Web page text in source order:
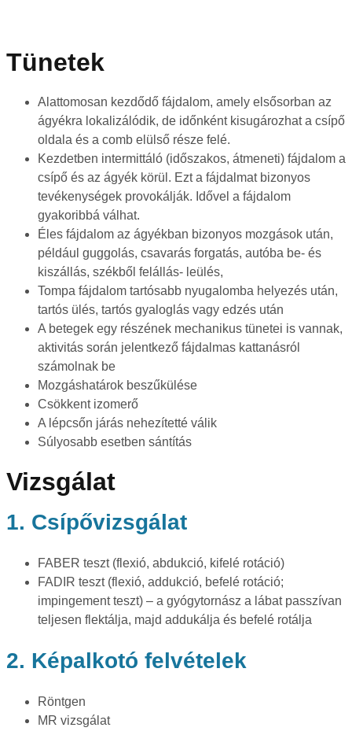
Tünetek
Alattomosan kezdődő fájdalom, amely elsősorban az
ágyékra lokalizálódik, de időnként kisugározhat a csípő
oldala és a comb elülső része felé.
Kezdetben intermittáló (időszakos, átmeneti) fájdalom a
csípő és az ágyék körül. Ezt a fájdalmat bizonyos
tevékenységek provokálják. Idővel a fájdalom
gyakoribbá válhat.
Éles fájdalom az ágyékban bizonyos mozgások után,
például guggolás, csavarás forgatás, autóba be- és
kiszállás, székből felállás- leülés,
Tompa fájdalom tartósabb nyugalomba helyezés után,
tartós ülés, tartós gyaloglás vagy edzés után
A betegek egy részének mechanikus tünetei is vannak,
aktivitás során jelentkező fájdalmas kattanásról
számolnak be
Mozgáshatárok beszűkülése
Csökkent izomerő
A lépcsőn járás nehezítetté válik
Súlyosabb esetben sántítás
Vizsgálat
1. Csípővizsgálat
FABER teszt (flexió, abdukció, kifelé rotáció)
FADIR teszt (flexió, addukció, befelé rotáció;
impingement teszt) – a gyógytornász a lábat passzívan
teljesen flektálja, majd addukálja és befelé rotálja
2. Képalkotó felvételek
Röntgen
MR vizsgálat